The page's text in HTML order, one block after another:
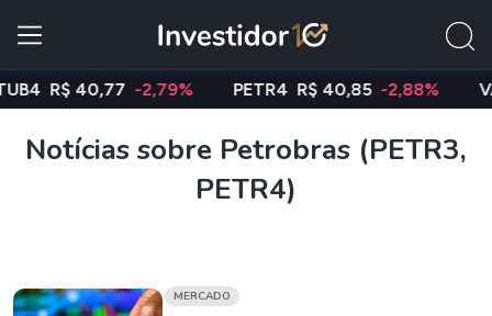
R$ 40,77 -2,79% PETR4 R$ 40,85 -2,88% VALE3
Notícias sobre Petrobras (PETR3,
PETR4)
MERCADO